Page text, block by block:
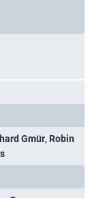
Gmür, Robin